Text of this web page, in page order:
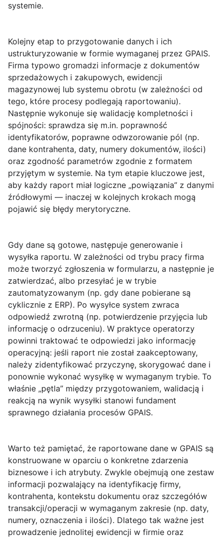
systemie.
Kolejny etap to przygotowanie danych i ich
ustrukturyzowanie w formie wymaganej przez GPAIS.
Firma typowo gromadzi informacje z dokumentów
sprzedażowych i zakupowych, ewidencji
magazynowej lub systemu obrotu (w zależności od
tego, które procesy podlegają raportowaniu).
Następnie wykonuje się walidację kompletności i
spójności: sprawdza się m.in. poprawność
identyfikatorów, poprawne odwzorowanie pól (np.
dane kontrahenta, daty, numery dokumentów, ilości)
oraz zgodność parametrów zgodnie z formatem
przyjętym w systemie. Na tym etapie kluczowe jest,
aby każdy raport miał logiczne „powiązania” z danymi
źródłowymi — inaczej w kolejnych krokach mogą
pojawić się błędy merytoryczne.
Gdy dane są gotowe, następuje generowanie i
wysyłka raportu. W zależności od trybu pracy firma
może tworzyć zgłoszenia w formularzu, a następnie je
zatwierdzać, albo przesyłać je w trybie
zautomatyzowanym (np. gdy dane pobierane są
cyklicznie z ERP). Po wysyłce system zwraca
odpowiedź zwrotną (np. potwierdzenie przyjęcia lub
informację o odrzuceniu). W praktyce operatorzy
powinni traktować te odpowiedzi jako informację
operacyjną: jeśli raport nie został zaakceptowany,
należy zidentyfikować przyczynę, skorygować dane i
ponownie wykonać wysyłkę w wymaganym trybie. To
właśnie „pętla” między przygotowaniem, walidacją i
reakcją na wynik wysyłki stanowi fundament
sprawnego działania procesów GPAIS.
Warto też pamiętać, że raportowane dane w GPAIS są
konstruowane w oparciu o konkretne zdarzenia
biznesowe i ich atrybuty. Zwykle obejmują one zestaw
informacji pozwalający na identyfikację firmy,
kontrahenta, kontekstu dokumentu oraz szczegółów
transakcji/operacji w wymaganym zakresie (np. daty,
numery, oznaczenia i ilości). Dlatego tak ważne jest
prowadzenie jednolitej ewidencji w firmie oraz